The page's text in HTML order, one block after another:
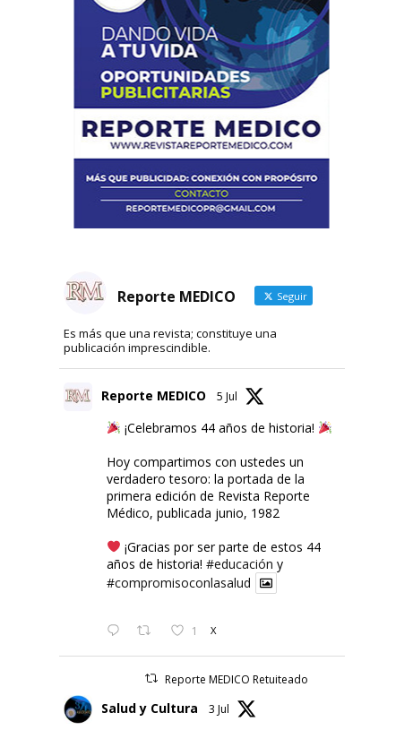
Reporte MEDICO Seguir
Es más que una revista; constituye una
publicación imprescindible.
Reporte MEDICO 5 Jul
¡Celebramos 44 años de historia!
Hoy compartimos con ustedes un
verdadero tesoro: la portada de la
primera edición de Revista Reporte
Médico, publicada junio, 1982
¡Gracias por ser parte de estos 44
años de historia! #educación y
#compromisoconlasalud
1 X
Reporte MEDICO Retuiteado
Salud y Cultura 3 Jul